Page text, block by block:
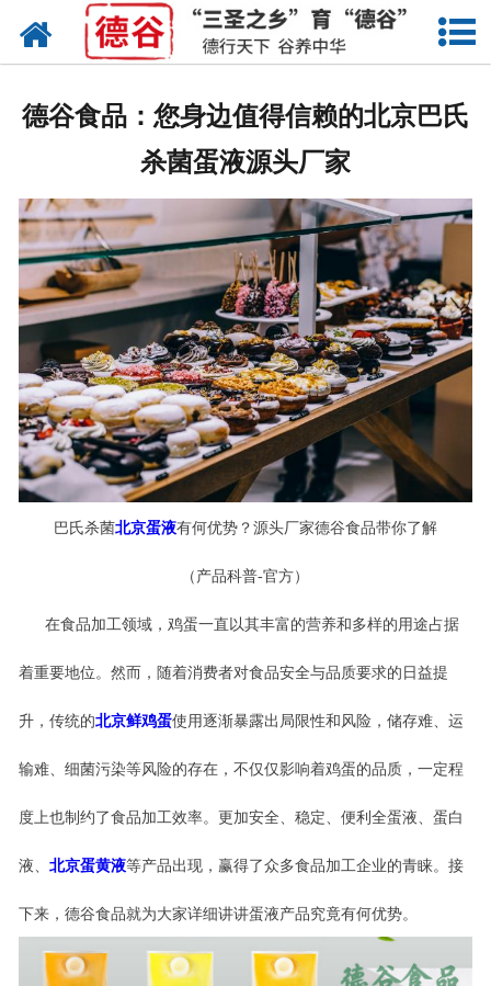
网站首页
卤蛋
产品中心
新闻中心
走进德谷
招商加盟
联系我们
德谷食品：您身边值得信赖的北京巴氏
杀菌蛋液源头厂家
巴氏杀菌北京蛋液有何优势？ 源头厂家德谷食品带你了解
（产品科普-官方）
在食品加工领域，鸡蛋一直以其丰富的营养和多样的用途占据
着重要地位。然而，随着消费者对食品安全与品质要求的日益提
升，传统的北京鲜鸡蛋使用逐渐暴露出局限性和风险，储存难、运
输难、细菌污染等风险的存在，不仅仅影响着鸡蛋的品质，一定程
度上也制约了食品加工效率。更加安全、稳定、便利全蛋液、蛋白
液、 北京蛋黄液等产品出现，赢得了众多食品加工企业的青睐。接
下来，德谷食品就为大家详细讲讲蛋液产品究竟有何优势。